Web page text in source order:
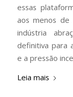
essas
aos menos de
indústria
definitiva para
e a pressão
Leia mais